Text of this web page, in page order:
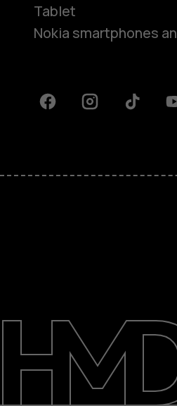
Υποστήριξη
Greece
Tablet
Nokia smartphones
FacebookInstagramTiktok